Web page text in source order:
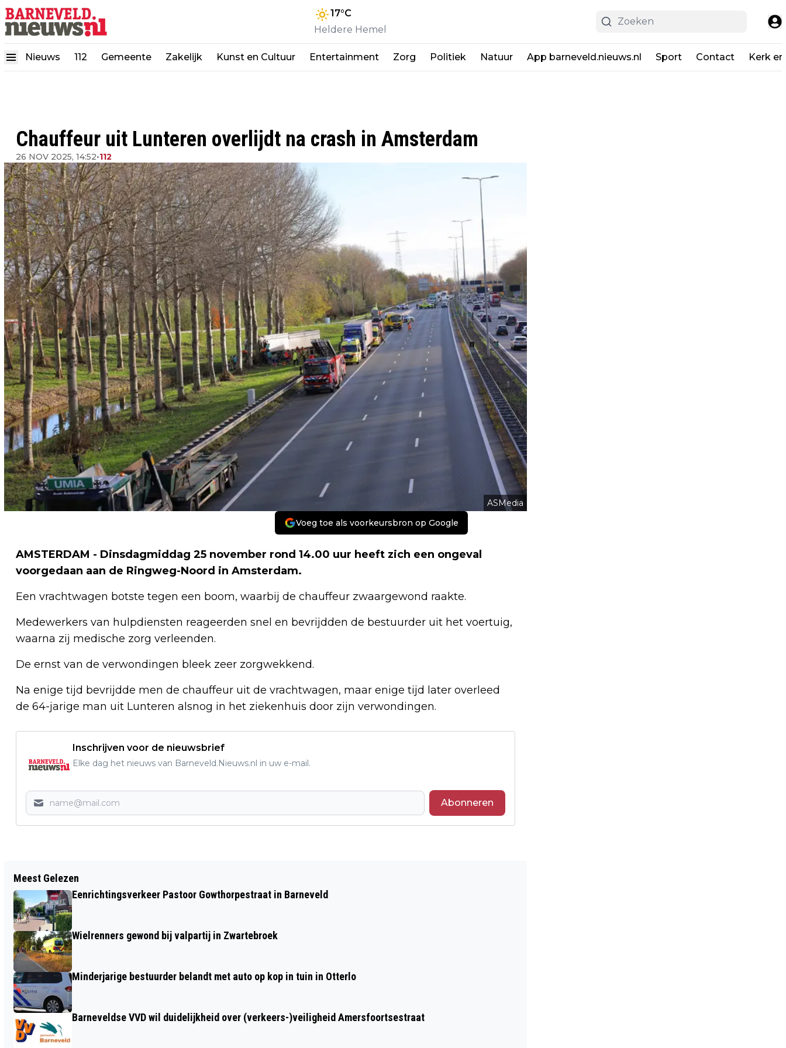
17°C
Heldere Hemel
Nieuws 112 Gemeente Zakelijk Kunst en Cultuur Entertainment Zorg Politiek Natuur App barneveld.nieuws.nl Sport Contact Kerk
Chauffeur uit Lunteren overlijdt na crash in Amsterdam
26 NOV 2025, 14:52•112
ASMedia
Voeg toe als voorkeursbron op Google
AMSTERDAM - Dinsdagmiddag 25 november rond 14.00 uur heeft zich een ongeval
voorgedaan aan de Ringweg-Noord in Amsterdam.
Een vrachtwagen botste tegen een boom, waarbij de chauffeur zwaargewond raakte.
Medewerkers van hulpdiensten reageerden snel en bevrijdden de bestuurder uit het voertuig,
waarna zij medische zorg verleenden.
De ernst van de verwondingen bleek zeer zorgwekkend.
Na enige tijd bevrijdde men de chauffeur uit de vrachtwagen, maar enige tijd later overleed
de 64-jarige man uit Lunteren alsnog in het ziekenhuis door zijn verwondingen.
Inschrijven voor de nieuwsbrief
Elke dag het nieuws van Barneveld.Nieuws.nl in uw e-mail.
Abonneren
PODCAST TIPGEVERS GEEFT ZOEKENDE
TIPGEVER ANTWOORDEN
OUDE AMBACHTEN EN KUNST IN
Meest Gelezen
Eenrichtingsverkeer Pastoor Gowthorpestraat in Barneveld
Wielrenners gewond bij valpartij in Zwartebroek
Minderjarige bestuurder belandt met auto op kop in tuin in Otterlo
Barneveldse VVD wil duidelijkheid over (verkeers-)veiligheid Amersfoortsestraat